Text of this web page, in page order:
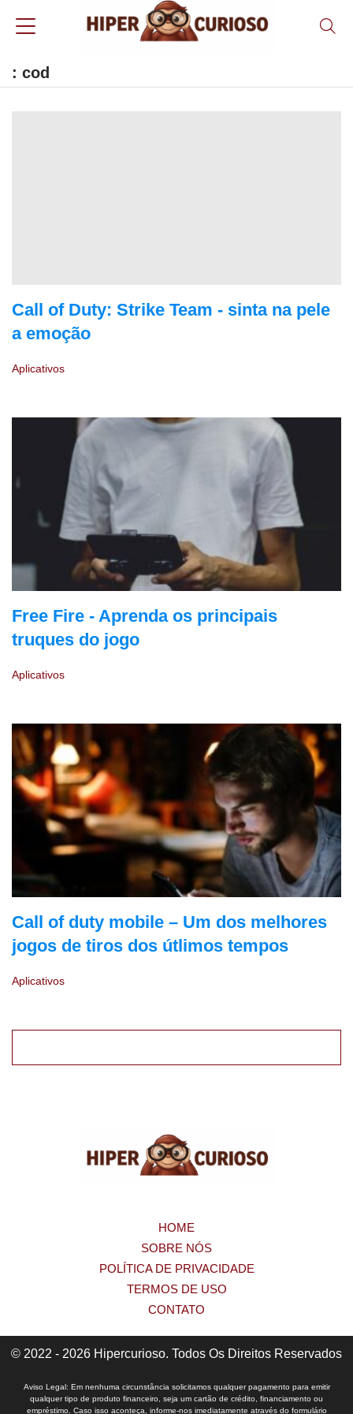
: cod
Call of Duty: Strike Team - sinta na pele
a emoção
Aplicativos
Free Fire - Aprenda os principais
truques do jogo
Aplicativos
Call of duty mobile – Um dos melhores
jogos de tiros dos útlimos tempos
Aplicativos
HOME
SOBRE NÓS
POLÍTICA DE PRIVACIDADE
TERMOS DE USO
CONTATO
© 2022 - 2026 Hipercurioso. Todos Os Direitos Reservados
Aviso Legal: Em nenhuma circunstância solicitamos qualquer pagamento para emitir
qualquer tipo de produto financeiro, seja um cartão de crédito, financiamento ou
empréstimo. Caso isso aconteça, informe-nos imediatamente através do formulário